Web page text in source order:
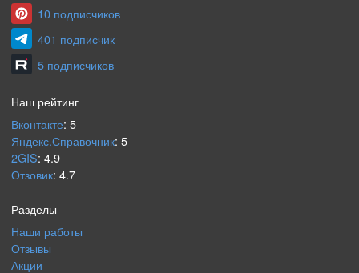
10 подписчиков
401 подписчик
5 подписчиков
Наш рейтинг
Вконтакте:5
Яндекс.Справочник:5
2GIS:4.9
Отзовик:4.7
Разделы
Наши работы
Отзывы
Акции